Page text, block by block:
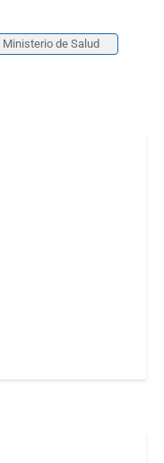
Ministerio de Salud